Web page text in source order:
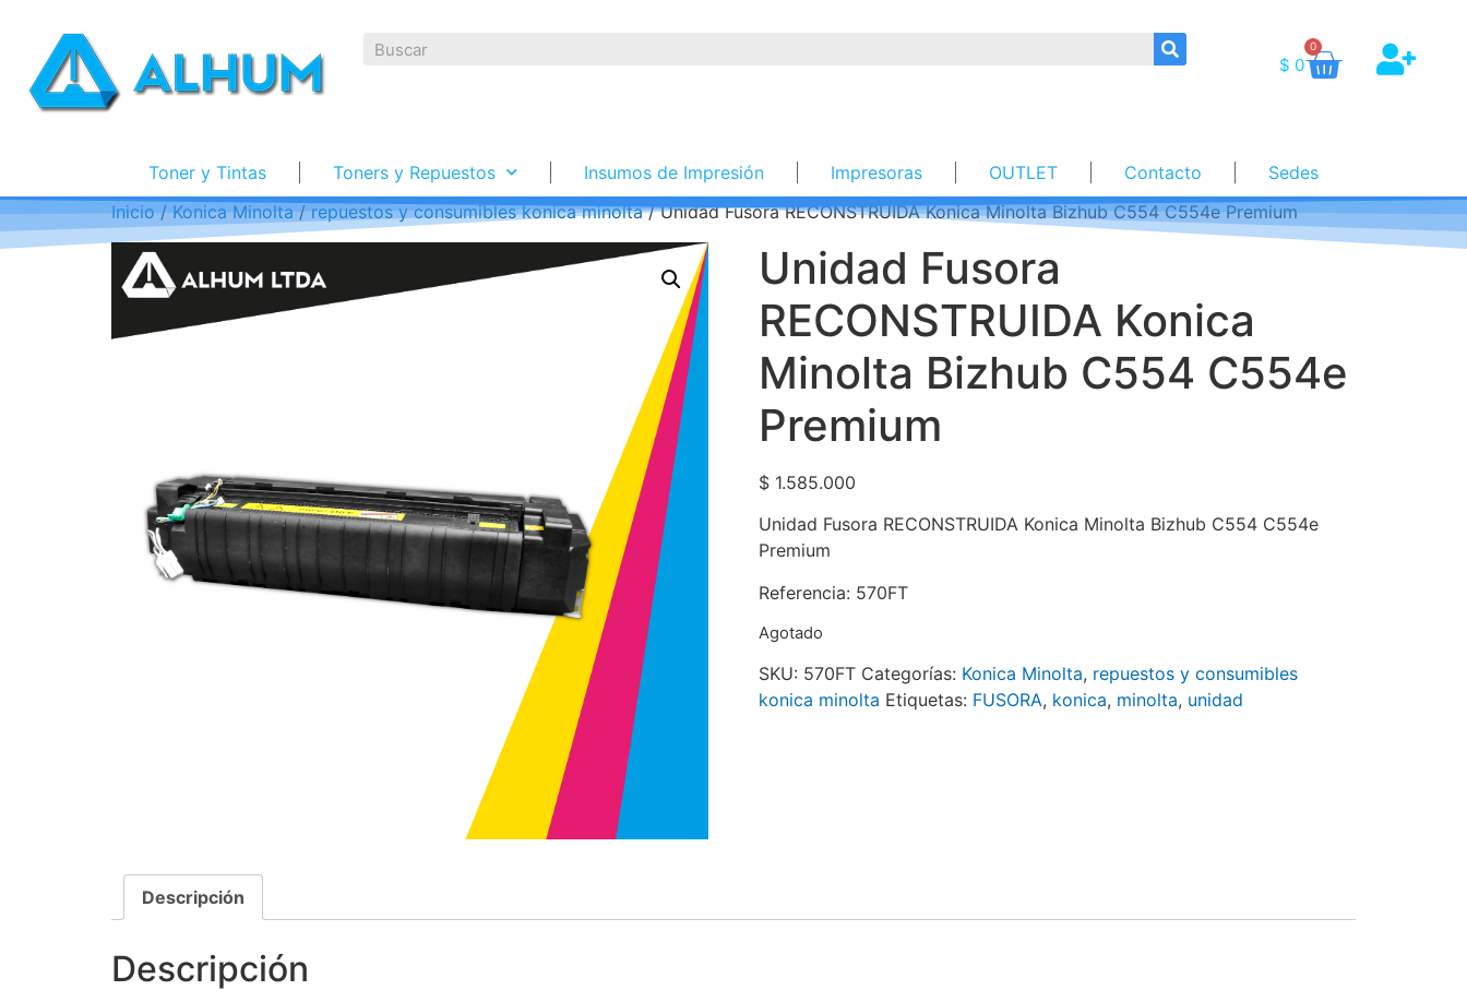
$ 0
0
Toner y Tintas Toners y Repuestos Insumos de Impresión Impresoras OUTLET Contacto
Sedes
Inicio/Konica Minolta/repuestos y consumibles konica minolta/ Unidad Fusora RECONSTRUIDA Konica Minolta Bizhub C554 C554e Premium
Unidad Fusora
RECONSTRUIDA Konica
Minolta Bizhub C554 C554e
Premium
$1.585.000
Unidad Fusora RECONSTRUIDA Konica Minolta Bizhub C554 C554e
Premium
Referencia: 570FT
Agotado
SKU: 570FT Categorías: Konica Minolta, repuestos y consumibles
konica minolta Etiquetas: FUSORA, konica, minolta, unidad
Descripción
Descripción